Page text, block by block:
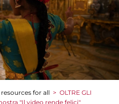
for all > OLTRE GLI
"Il video rende felici"